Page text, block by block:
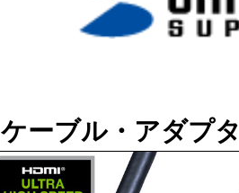
ケーブル・アダプタ